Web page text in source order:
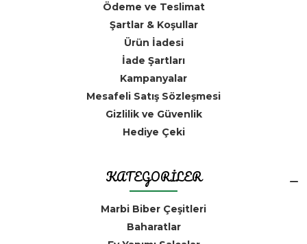
Ödeme ve Teslimat
Şartlar & Koşullar
Ürün İadesi
İade Şartları
Kampanyalar
Mesafeli Satış Sözleşmesi
Gizlilik ve Güvenlik
Hediye Çeki
KATEGORİLER
Marbi Biber Çeşitleri
Baharatlar